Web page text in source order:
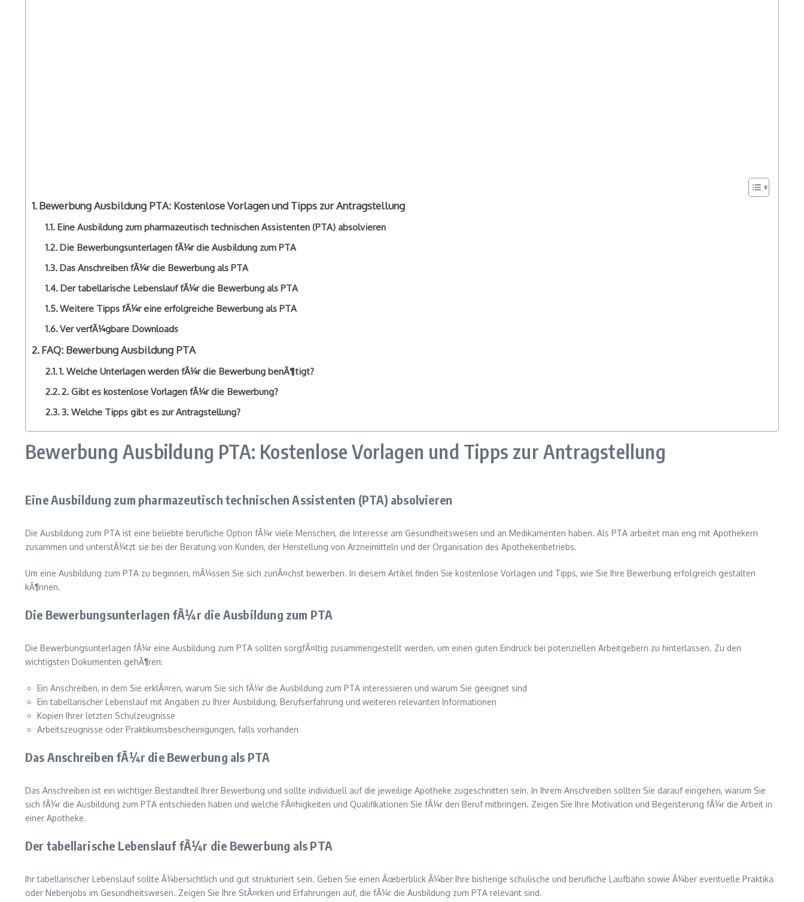
Bewerbung Ausbildung PTA: Kostenlose Vorlagen und Tipps zur Antragstellung
Eine Ausbildung zum pharmazeutisch technischen Assistenten (PTA) absolvieren
Die Bewerbungsunterlagen fÃ¼r die Ausbildung zum PTA
Das Anschreiben fÃ¼r die Bewerbung als PTA
Der tabellarische Lebenslauf fÃ¼r die Bewerbung als PTA
Weitere Tipps fÃ¼r eine erfolgreiche Bewerbung als PTA
Ver verfÃ¼gbare Downloads
FAQ: Bewerbung Ausbildung PTA
1. Welche Unterlagen werden fÃ¼r die Bewerbung benÃ¶tigt?
2. Gibt es kostenlose Vorlagen fÃ¼r die Bewerbung?
3. Welche Tipps gibt es zur Antragstellung?
Bewerbung Ausbildung PTA: Kostenlose Vorlagen und Tipps zur Antragstellung
Eine Ausbildung zum pharmazeutisch technischen Assistenten (PTA) absolvieren
Die Ausbildung zum PTA ist eine beliebte berufliche Option fÃ¼r viele Menschen, die Interesse am Gesundheitswesen und an Medikamenten haben. Als PTA arbeitet man eng mit Apothekern
zusammen und unterstÃ¼tzt sie bei der Beratung von Kunden, der Herstellung von Arzneimitteln und der Organisation des Apothekenbetriebs.
Um eine Ausbildung zum PTA zu beginnen, mÃ¼ssen Sie sich zunÃ¤chst bewerben. In diesem Artikel finden Sie kostenlose Vorlagen und Tipps, wie Sie Ihre Bewerbung erfolgreich gestalten
kÃ¶nnen.
Die Bewerbungsunterlagen fÃ¼r die Ausbildung zum PTA
Die Bewerbungsunterlagen fÃ¼r eine Ausbildung zum PTA sollten sorgfÃ¤ltig zusammengestellt werden, um einen guten Eindruck bei potenziellen Arbeitgebern zu hinterlassen. Zu den
wichtigsten Dokumenten gehÃ¶ren:
Ein Anschreiben, in dem Sie erklÃ¤ren, warum Sie sich fÃ¼r die Ausbildung zum PTA interessieren und warum Sie geeignet sind
Ein tabellarischer Lebenslauf mit Angaben zu Ihrer Ausbildung, Berufserfahrung und weiteren relevanten Informationen
Kopien Ihrer letzten Schulzeugnisse
Arbeitszeugnisse oder Praktikumsbescheinigungen, falls vorhanden
Das Anschreiben fÃ¼r die Bewerbung als PTA
Das Anschreiben ist ein wichtiger Bestandteil Ihrer Bewerbung und sollte individuell auf die jeweilige Apotheke zugeschnitten sein. In Ihrem Anschreiben sollten Sie darauf eingehen, warum Sie
sich fÃ¼r die Ausbildung zum PTA entschieden haben und welche FÃ¤higkeiten und Qualifikationen Sie fÃ¼r den Beruf mitbringen. Zeigen Sie Ihre Motivation und Begeisterung fÃ¼r die Arbeit in
einer Apotheke.
Der tabellarische Lebenslauf fÃ¼r die Bewerbung als PTA
Ihr tabellarischer Lebenslauf sollte Ã¼bersichtlich und gut strukturiert sein. Geben Sie einen Ãœberblick Ã¼ber Ihre bisherige schulische und berufliche Laufbahn sowie Ã¼ber eventuelle Praktika
oder Nebenjobs im Gesundheitswesen. Zeigen Sie Ihre StÃ¤rken und Erfahrungen auf, die fÃ¼r die Ausbildung zum PTA relevant sind.